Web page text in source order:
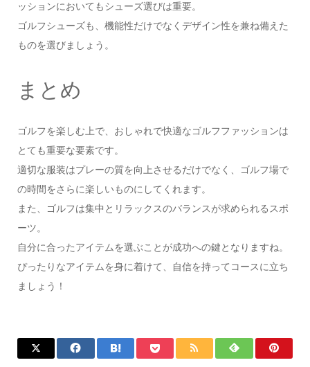
ッションにおいてもシューズ選びは重要。
ゴルフシューズも、機能性だけでなくデザイン性を兼ね備えた
ものを選びましょう。
まとめ
ゴルフを楽しむ上で、おしゃれで快適なゴルフファッションは
とても重要な要素です。
適切な服装はプレーの質を向上させるだけでなく、ゴルフ場で
の時間をさらに楽しいものにしてくれます。
また、ゴルフは集中とリラックスのバランスが求められるスポ
ーツ。
自分に合ったアイテムを選ぶことが成功への鍵となりますね。
ぴったりなアイテムを身に着けて、自信を持ってコースに立ち
ましょう！